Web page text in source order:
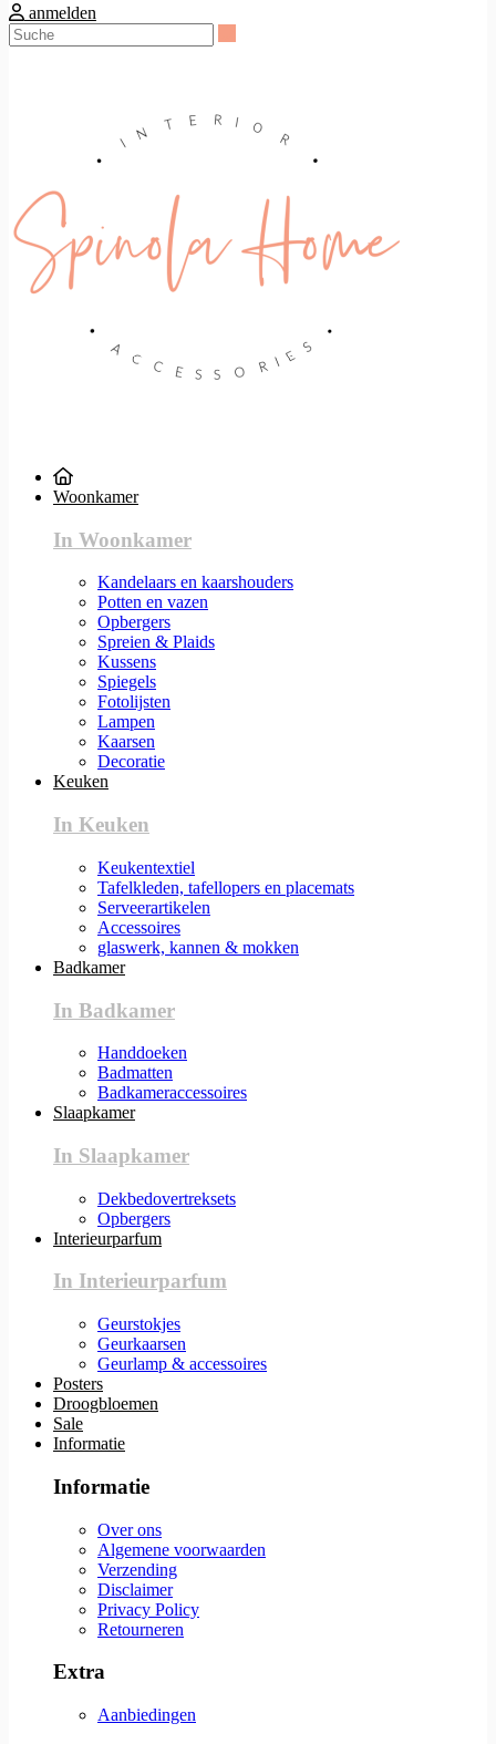
anmelden
Woonkamer
In Woonkamer
Kandelaars en kaarshouders
Potten en vazen
Opbergers
Spreien & Plaids
Kussens
Spiegels
Fotolijsten
Lampen
Kaarsen
Decoratie
Keuken
In Keuken
Keukentextiel
Tafelkleden, tafellopers en placemats
Serveerartikelen
Accessoires
glaswerk, kannen & mokken
Badkamer
In Badkamer
Handdoeken
Badmatten
Badkameraccessoires
Slaapkamer
In Slaapkamer
Dekbedovertreksets
Opbergers
Interieurparfum
In Interieurparfum
Geurstokjes
Geurkaarsen
Geurlamp & accessoires
Posters
Droogbloemen
Sale
Informatie
Informatie
Over ons
Algemene voorwaarden
Verzending
Disclaimer
Privacy Policy
Retourneren
Extra
Aanbiedingen